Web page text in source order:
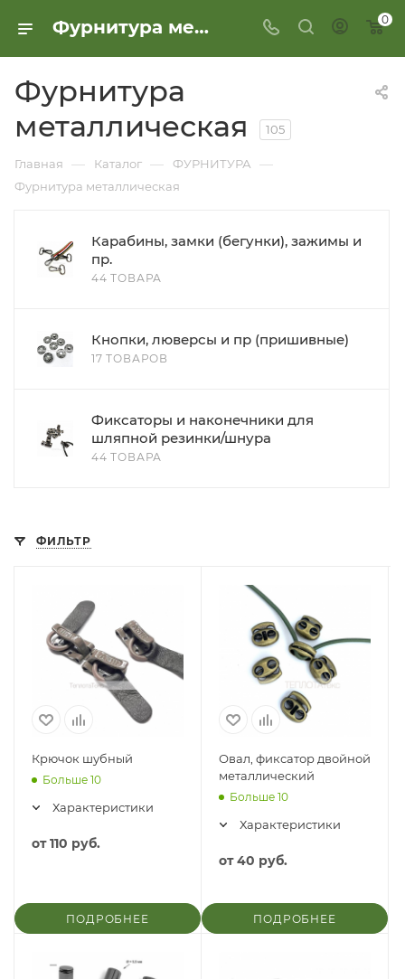
Фурнитура металлическая 0
Фурнитура
металлическая
105
Главная — Каталог — ФУРНИТУРА —
Фурнитура металлическая
Карабины, замки (бегунки), зажимы и
пр.
44 ТОВАРА
Кнопки, люверсы и пр (пришивные)
17 ТОВАРОВ
Фиксаторы и наконечники для
шляпной резинки/шнура
44 ТОВАРА
ФИЛЬТР
Крючок шубный
Больше 10
Характеристики
от110 руб.
ПОДРОБНЕЕ
Овал, фиксатор двойной
металлический
Больше 10
Характеристики
от40 руб.
ПОДРОБНЕЕ